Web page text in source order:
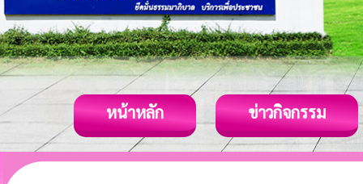
หน้าหลัก ข่าวกิจกรรม